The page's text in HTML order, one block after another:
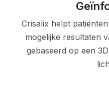
Crisalix helpt
mogelijke resultaten
gebaseerd op een